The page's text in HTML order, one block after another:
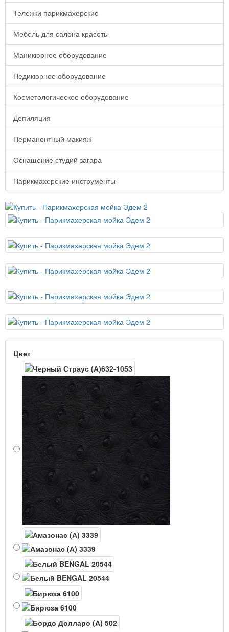
Тележки парикмахерские
Мебель для салона красоты
Маникюрное оборудование
Педикюрное оборудование
Косметологическое оборудование
Депиляция
Перманентный макияж
Оснащение студий загара
Парикмахерские инструменты
Цвет